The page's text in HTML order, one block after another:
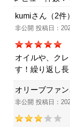
kumiさん（2件）
非公開 投稿日：
オイルや、ク
す！繰り返し長
オリーブファン
非公開 投稿日：